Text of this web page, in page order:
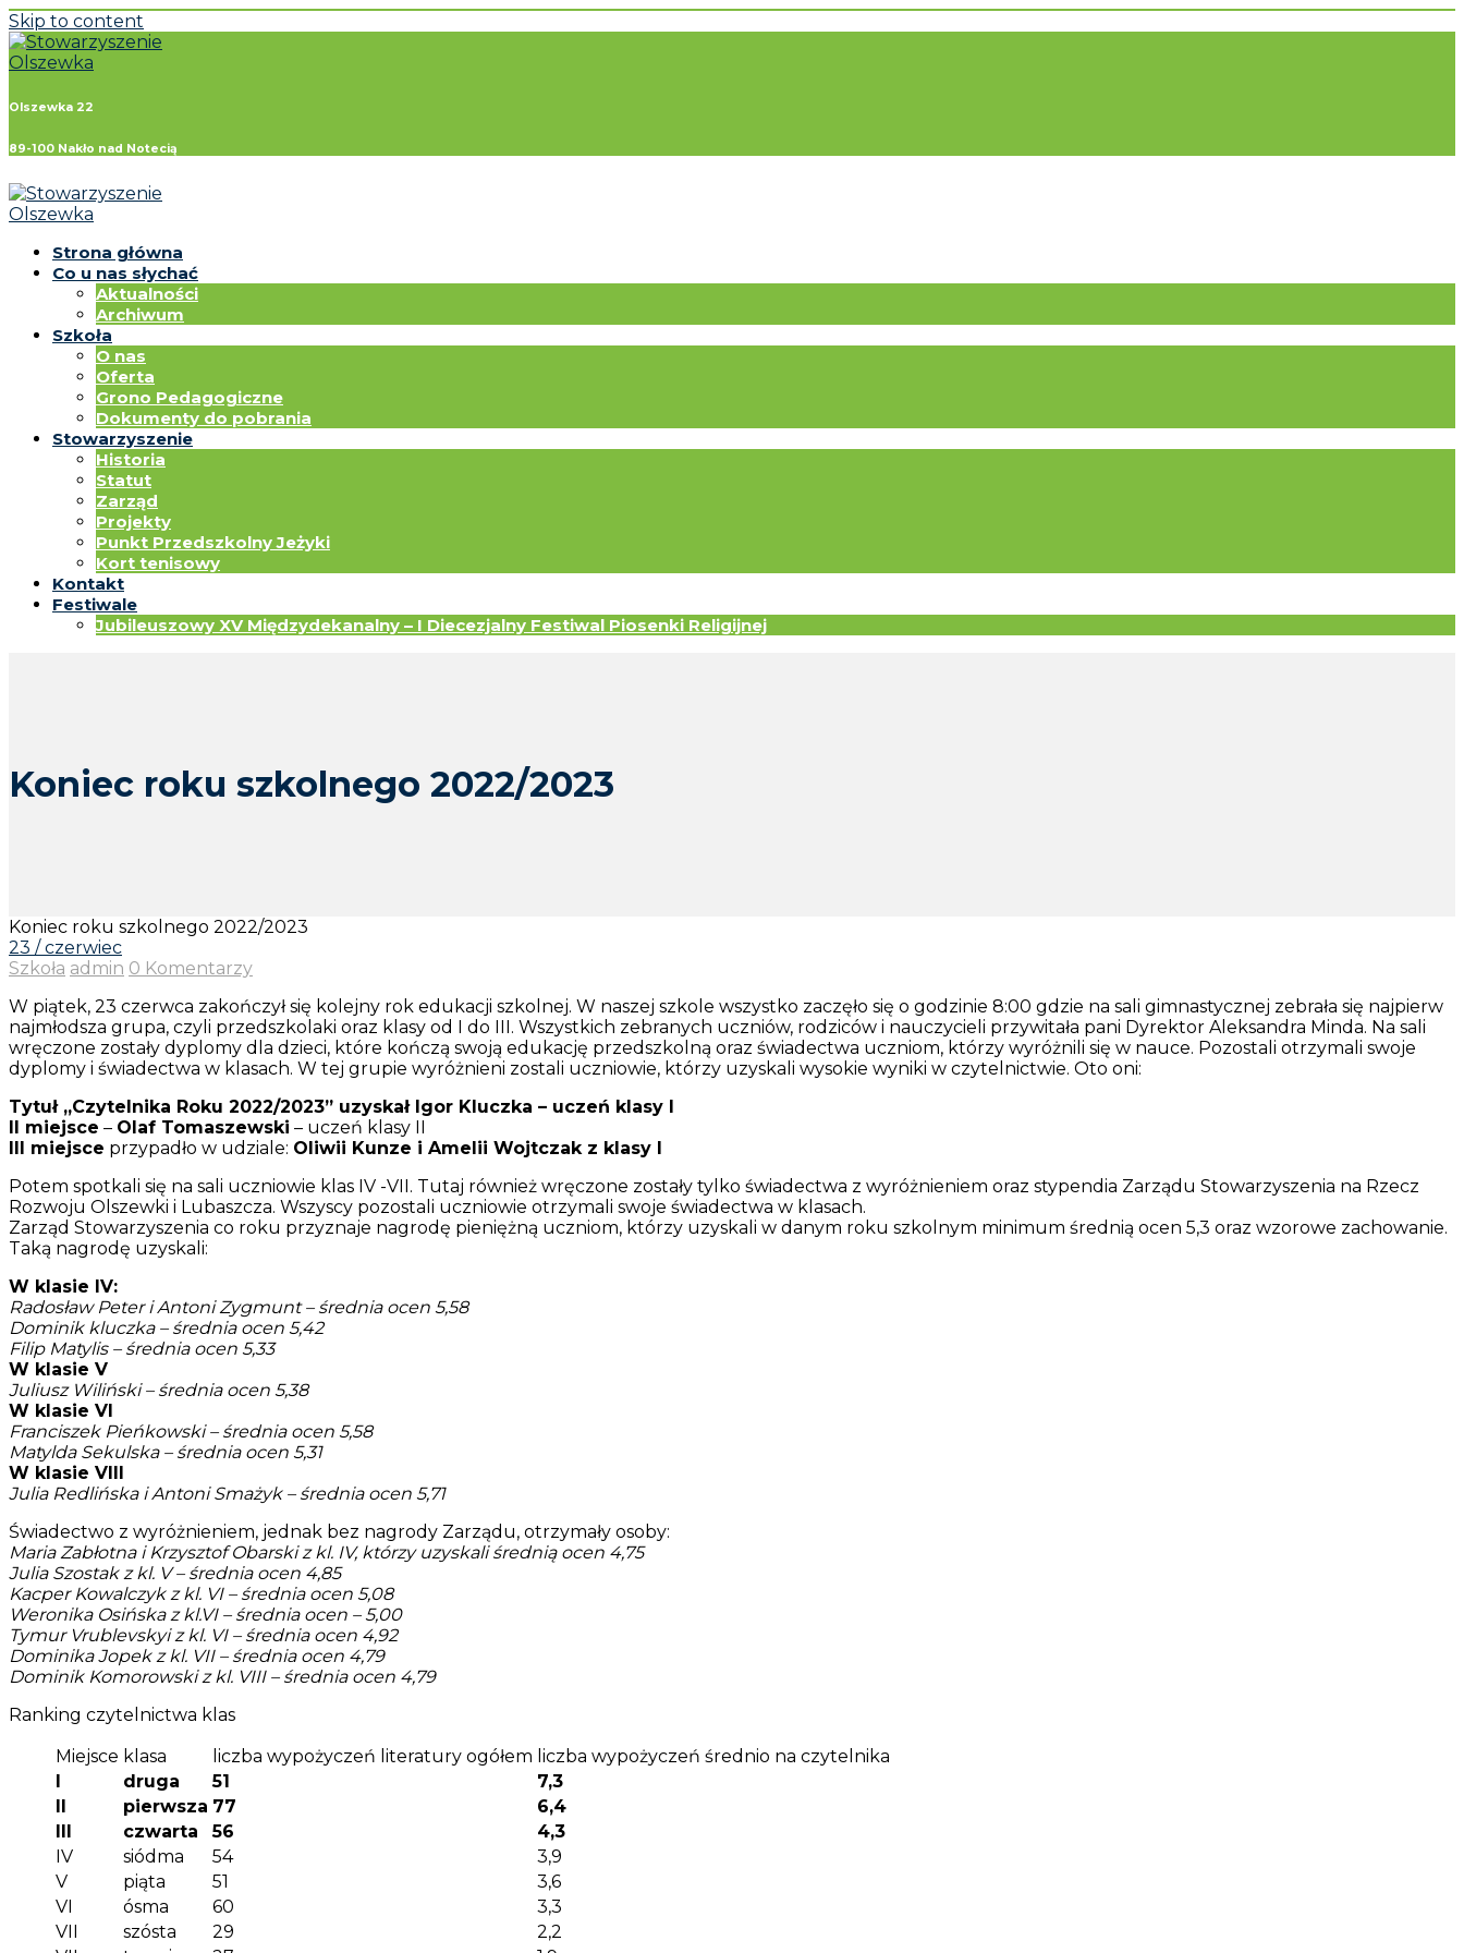
Skip to content
Olszewka 22
89-100 Nakło nad Notecią
Strona główna
Co u nas słychać
Aktualności
Archiwum
Szkoła
O nas
Oferta
Grono Pedagogiczne
Dokumenty do pobrania
Stowarzyszenie
Historia
Statut
Zarząd
Projekty
Punkt Przedszkolny Jeżyki
Kort tenisowy
Kontakt
Festiwale
Jubileuszowy XV Międzydekanalny – I Diecezjalny Festiwal Piosenki Religijnej
Koniec roku szkolnego 2022/2023
Koniec roku szkolnego 2022/2023
23 / czerwiec
Szkoła admin 0 Komentarzy
W piątek, 23 czerwca zakończył się kolejny rok edukacji szkolnej. W naszej szkole wszystko zaczęło się o godzinie 8:00 gdzie na sali gimnastycznej zebrała się najpierw
najmłodsza grupa, czyli przedszkolaki oraz klasy od I do III. Wszystkich zebranych uczniów, rodziców i nauczycieli przywitała pani Dyrektor Aleksandra Minda. Na sali
wręczone zostały dyplomy dla dzieci, które kończą swoją edukację przedszkolną oraz świadectwa uczniom, którzy wyróżnili się w nauce. Pozostali otrzymali swoje
dyplomy i świadectwa w klasach. W tej grupie wyróżnieni zostali uczniowie, którzy uzyskali wysokie wyniki w czytelnictwie. Oto oni:
Tytuł „Czytelnika Roku 2022/2023” uzyskał Igor Kluczka – uczeń klasy I
II miejsce – Olaf Tomaszewski – uczeń klasy II
III miejsce przypadło w udziale: Oliwii Kunze i Amelii Wojtczak z klasy I
Potem spotkali się na sali uczniowie klas IV -VII. Tutaj również wręczone zostały tylko świadectwa z wyróżnieniem oraz stypendia Zarządu Stowarzyszenia na Rzecz
Rozwoju Olszewki i Lubaszcza. Wszyscy pozostali uczniowie otrzymali swoje świadectwa w klasach.
Zarząd Stowarzyszenia co roku przyznaje nagrodę pieniężną uczniom, którzy uzyskali w danym roku szkolnym minimum średnią ocen 5,3 oraz wzorowe zachowanie.
Taką nagrodę uzyskali:
W klasie IV:
Radosław Peter i Antoni Zygmunt – średnia ocen 5,58
Dominik kluczka – średnia ocen 5,42
Filip Matylis – średnia ocen 5,33
W klasie V
Juliusz Wiliński – średnia ocen 5,38
W klasie VI
Franciszek Pieńkowski – średnia ocen 5,58
Matylda Sekulska – średnia ocen 5,31
W klasie VIII
Julia Redlińska i Antoni Smażyk – średnia ocen 5,71
Świadectwo z wyróżnieniem, jednak bez nagrody Zarządu, otrzymały osoby:
Maria Zabłotna i Krzysztof Obarski z kl. IV, którzy uzyskali średnią ocen 4,75
Julia Szostak z kl. V – średnia ocen 4,85
Kacper Kowalczyk z kl. VI – średnia ocen 5,08
Weronika Osińska z kl.VI – średnia ocen – 5,00
Tymur Vrublevskyi z kl. VI – średnia ocen 4,92
Dominika Jopek z kl. VII – średnia ocen 4,79
Dominik Komorowski z kl. VIII – średnia ocen 4,79
Ranking czytelnictwa klas
Miejsce klasa liczba wypożyczeń literatury ogółem liczba wypożyczeń średnio na czytelnika
I
druga 51
7,3
II
pierwsza 77
6,4
III
czwarta 56
4,3
IV
siódma 54
3,9
V
piąta 51
3,6
VI
ósma 60
3,3
VII
szósta 29
2,2